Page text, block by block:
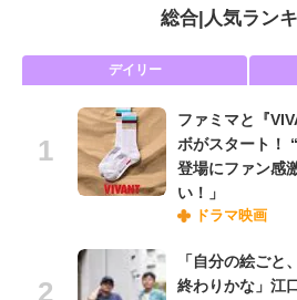
総合 人気ラン
デイリー
ファミマと『
ボがスタート！
登場にファン感
い！」
ドラマ映画
「自分の絵ごと
終わりかな」江